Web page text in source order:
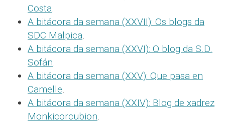
Costa.
A bitácora da semana (XXVII): Os blogs da
SDC Malpica.
A bitácora da semana (XXVI): O blog da S.D.
Sofán.
A bitácora da semana (XXV): Que pasa en
Camelle.
A bitácora da semana (XXIV): Blog de xadrez
Monkicorcubion.